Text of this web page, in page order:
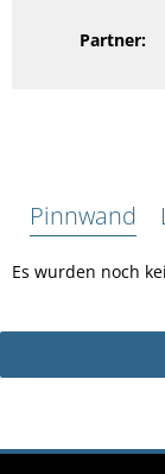
Partner:
Pinnwand
Es wurden noch